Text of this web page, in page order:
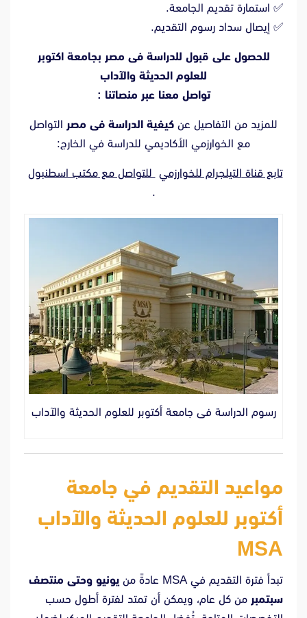
✅ استمارة تقديم الجامعة.
✅ إيصال سداد رسوم التقديم.
للحصول على قبول للدراسة فى مصر بجامعة اكتوبر
للعلوم الحديثة والآداب
تواصل معنا عبر منصاتنا :
للمزيد من التفاصيل عن كيفية الدراسة فى مصر التواصل
مع الخوارزمي الأكاديمي للدراسة في الخارج:
تابع قناة التيلجرام للخوارزمي للتواصل معمكتب اسطنبول
.
رسوم الدراسة فى جامعة أكتوبر للعلوم الحديثة والآداب
مواعيد التقديم في جامعة
أكتوبر للعلوم الحديثة والآداب
MSA
تبدأ فترة التقديم في MSA عادةً من
يونيو وحتى منتصف
سبتمبر من كل عام، ويمكن أن تمتد لفترة أطول حسب